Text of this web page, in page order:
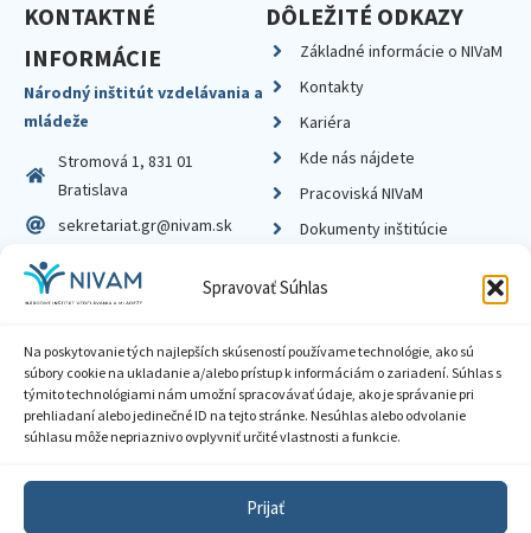
Spravovať Súhlas
Na poskytovanie tých najlepších skúseností používame technológie, ako sú
súbory cookie na ukladanie a/alebo prístup k informáciám o zariadení. Súhlas s
týmito technológiami nám umožní spracovávať údaje, ako je správanie pri
prehliadaní alebo jedinečné ID na tejto stránke. Nesúhlas alebo odvolanie
súhlasu môže nepriaznivo ovplyvniť určité vlastnosti a funkcie.
Prijať
KONTAKTNÉ
INFORMÁCIE
Národný inštitút vzdelávania a
mládeže
Stromová 1, 831 01
Bratislava
sekretariat.gr@nivam.sk
IČO: 00164348
DIČ: 2020798714
DÔLEŽITÉ ODKAZY
Základné informácie o NIVaM
Kontakty
Kariéra
Kde nás nájdete
Pracoviská NIVaM
Dokumenty inštitúcie
Zásady ochrany súkromia
Sprístupnenie informácií